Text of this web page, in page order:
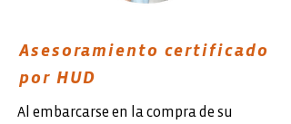
Asesoramiento certificado
por HUD
Al embarcarse en la compra de su